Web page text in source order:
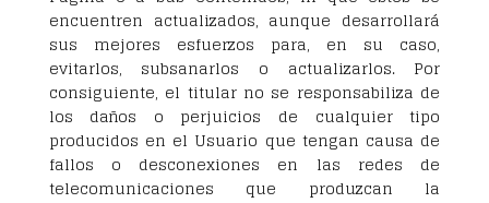
encuentren actualizados, aunque desarrollará
sus mejores esfuerzos para, en su caso,
evitarlos, subsanarlos o actualizarlos. Por
consiguiente, el titular no se responsabiliza de
los daños o perjuicios de cualquier tipo
producidos en el Usuario que tengan causa de
fallos o desconexiones en las redes de
telecomunicaciones que produzcan la